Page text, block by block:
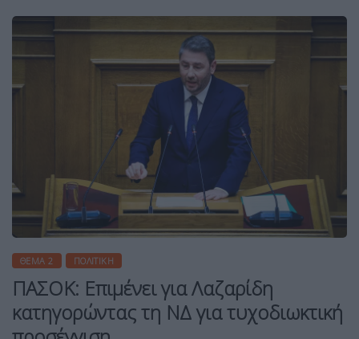
ΘΈΜΑ 2 ΠΟΛΙΤΙΚΉ
ΠΑΣΟΚ: Επιμένει για Λαζαρίδη
κατηγορώντας τη ΝΔ για τυχοδιωκτική